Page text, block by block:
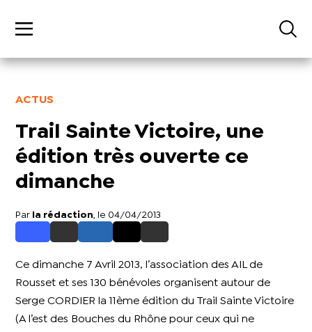
ACTUS
Trail Sainte Victoire, une
édition très ouverte ce
dimanche
Par la rédaction , le 04/04/2013
Ce dimanche 7 Avril 2013, l’association des AIL de
Rousset et ses 130 bénévoles organisent autour de
Serge CORDIER la 11ème édition du Trail Sainte Victoire
(A l’est des Bouches du Rhône pour ceux qui ne